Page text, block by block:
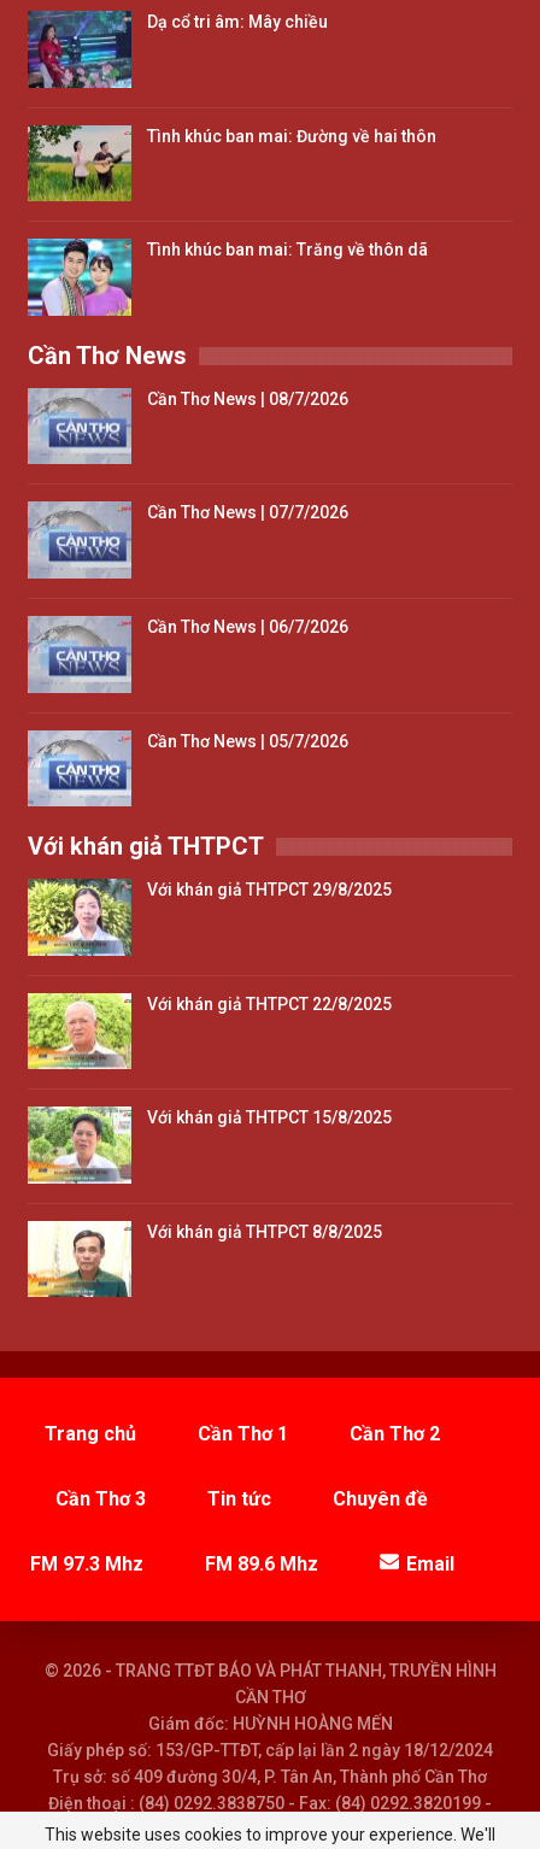
Dạ cổ tri âm: Mây chiều
Tình khúc ban mai: Đường về hai thôn
Tình khúc ban mai: Trăng về thôn dã
Cần Thơ News
Cần Thơ News | 08/7/2026
Cần Thơ News | 07/7/2026
Cần Thơ News | 06/7/2026
Cần Thơ News | 05/7/2026
Với khán giả THTPCT
Với khán giả THTPCT 29/8/2025
Với khán giả THTPCT 22/8/2025
Với khán giả THTPCT 15/8/2025
Với khán giả THTPCT 8/8/2025
Trang chủ Cần Thơ 1 Cần Thơ 2
Cần Thơ 3 Tin tức Chuyên đề
FM 97.3 Mhz FM 89.6 Mhz Email
© 2026 - TRANG TTĐT BÁO VÀ PHÁT THANH, TRUYỀN HÌNH
CẦN THƠ
Giám đốc: HUỲNH HOÀNG MẾN
Giấy phép số: 153/GP-TTĐT, cấp lại lần 2 ngày 18/12/2024
Trụ sở: số 409 đường 30/4, P. Tân An, Thành phố Cần Thơ
Điện thoại : (84) 0292.3838750 - Fax: (84) 0292.3820199 -
Email : baoptth@cantho.gov.vn
This website uses cookies to improve your experience. We'll